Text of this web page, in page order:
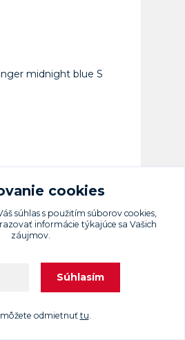
169,90 €/ks
2-7 prac. dni) > 5 ks
Detail
cookies
súhlas s použitím súborov cookies,
informácie týkajúce sa Vašich
záujmov.
Súhlasím
môžete odmietnuť tu